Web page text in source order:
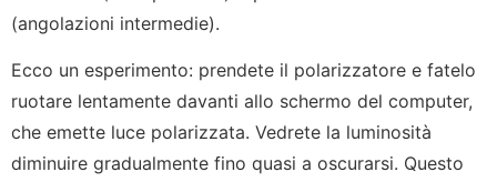
(angolazioni intermedie).
Ecco un esperimento: prendete il polarizzatore e fatelo
ruotare lentamente davanti allo schermo del computer,
che emette luce polarizzata. Vedrete la luminosità
diminuire gradualmente fino quasi a oscurarsi. Questo